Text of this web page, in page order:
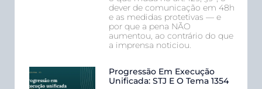
dever de comunicação em 48h
e as medidas protetivas — e
por que a pena NÃO
aumentou, ao contrário do que
a imprensa noticiou.
Progressão Em Execução
Unificada: STJ E O Tema 1354